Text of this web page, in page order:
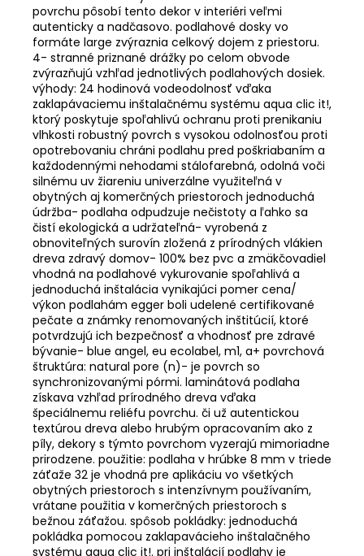
povrchu pôsobí tento dekor v interiéri veľmi
autenticky a nadčasovo. podlahové dosky vo
formáte large zvýraznia celkový dojem z priestoru.
4- stranné priznané drážky po celom obvode
zvýrazňujú vzhľad jednotlivých podlahových dosiek.
výhody: 24 hodinová vodeodolnosť vďaka
zaklapávaciemu inštalačnému systému aqua clic it!,
ktorý poskytuje spoľahlivú ochranu proti prenikaniu
vlhkosti robustný povrch s vysokou odolnosťou proti
opotrebovaniu chráni podlahu pred poškriabaním a
každodennými nehodami stálofarebná, odolná voči
silnému uv žiareniu univerzálne využiteľná v
obytných aj komerčných priestoroch jednoduchá
údržba- podlaha odpudzuje nečistoty a ľahko sa
čistí ekologická a udržateľná- vyrobená z
obnoviteľných surovín zložená z prírodných vlákien
dreva zdravý domov- 100% bez pvc a zmäkčovadiel
vhodná na podlahové vykurovanie spoľahlivá a
jednoduchá inštalácia vynikajúci pomer cena/
výkon podlahám egger boli udelené certifikované
pečate a známky renomovaných inštitúcií, ktoré
potvrdzujú ich bezpečnosť a vhodnosť pre zdravé
bývanie- blue angel, eu ecolabel, m1, a+ povrchová
štruktúra: natural pore (n)- je povrch so
synchronizovanými pórmi. laminátová podlaha
získava vzhľad prírodného dreva vďaka
špeciálnemu reliéfu povrchu. či už autentickou
textúrou dreva alebo hrubým opracovaním ako z
píly, dekory s týmto povrchom vyzerajú mimoriadne
prirodzene. použitie: podlaha v hrúbke 8 mm v triede
záťaže 32 je vhodná pre aplikáciu vo všetkých
obytných priestoroch s intenzívnym používaním,
vrátane použitia v komerčných priestoroch s
bežnou záťažou. spôsob pokládky: jednoduchá
pokládka pomocou zaklapavácieho inštalačného
systému aqua clic it!. pri inštalácií podlahy je